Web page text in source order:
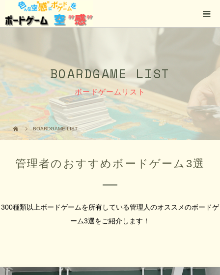
BOARDGAME LIST
ボードゲームリスト
BOARDGAME LIST
管理者のおすすめボードゲーム3選
300種類以上ボードゲームを所有している管理人のオススメのボードゲ
ーム3選をご紹介します！